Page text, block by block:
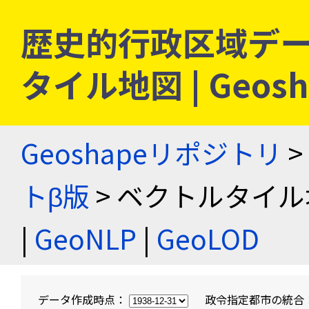
歴史的行政区域デ
タイル地図 |
Geoshapeリポジトリ >
トβ版 > ベクトルタイ
| GeoNLP | GeoLOD
データ作成時点： 政令指定都市の統